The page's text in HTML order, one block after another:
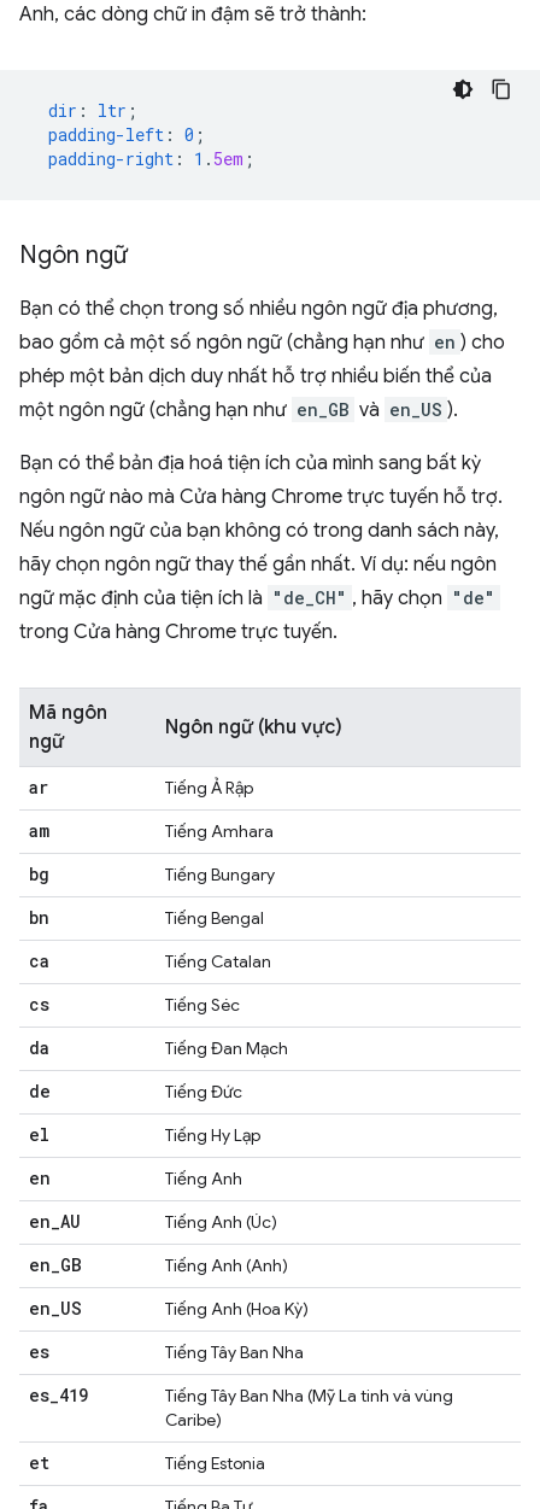
Anh, các dòng chữ in đậm sẽ trở thành:
dir : ltr ;
padding-left : 0 ;
padding-right : 1 . 5em ;
Ngôn ngữ
Bạn có thể chọn trong số nhiều ngôn ngữ địa phương,
bao gồm cả một số ngôn ngữ (chẳng hạn như en ) cho
phép một bản dịch duy nhất hỗ trợ nhiều biến thể của
một ngôn ngữ (chẳng hạn như en_GB và en_US ).
Bạn có thể bản địa hoá tiện ích của mình sang bất kỳ
ngôn ngữ nào mà Cửa hàng Chrome trực tuyến hỗ trợ.
Nếu ngôn ngữ của bạn không có trong danh sách này,
hãy chọn ngôn ngữ thay thế gần nhất. Ví dụ: nếu ngôn
ngữ mặc định của tiện ích là "de_CH" , hãy chọn "de"
trong Cửa hàng Chrome trực tuyến.
Mã ngôn
ngữ
Ngôn ngữ (khu vực)
ar Tiếng Ả Rập
am Tiếng Amhara
bg Tiếng Bungary
bn Tiếng Bengal
ca Tiếng Catalan
cs Tiếng Séc
da Tiếng Đan Mạch
de Tiếng Đức
el Tiếng Hy Lạp
en Tiếng Anh
en AU Tiếng Anh (Úc)
en GB Tiếng Anh (Anh)
en US Tiếng Anh (Hoa Kỳ)
es Tiếng Tây Ban Nha
es 419
Tiếng Tây Ban Nha (Mỹ La tinh và vùng
Caribe)
et Tiếng Estonia